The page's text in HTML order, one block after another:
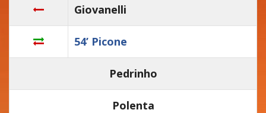
Giovanelli
54’ Picone
Pedrinho
Polenta